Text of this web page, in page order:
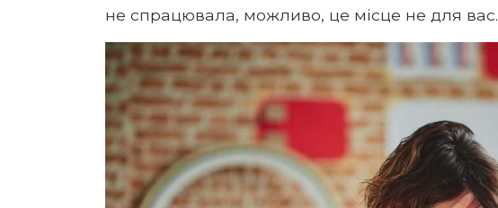
не спрацювала, можливо, це місце не для вас.